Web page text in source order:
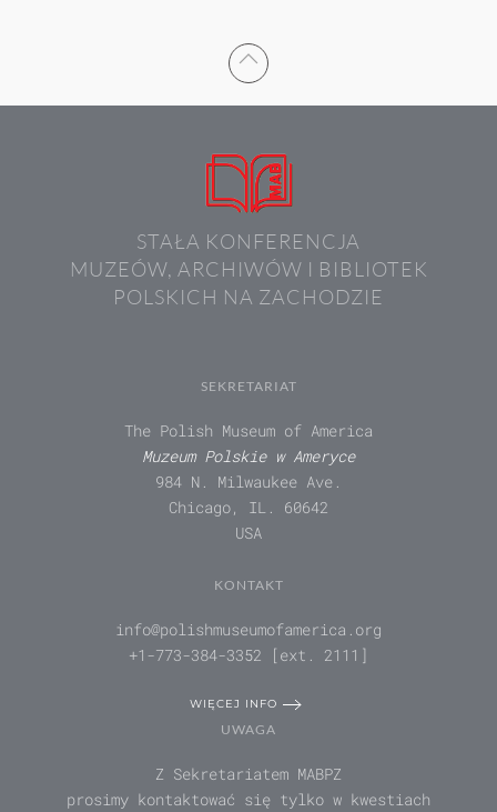
STAŁA KONFERENCJA
MUZEÓW, ARCHIWÓW I BIBLIOTEK
POLSKICH NA ZACHODZIE
SEKRETARIAT
The Polish Museum of America
Muzeum Polskie w Ameryce
984 N. Milwaukee Ave.
Chicago, IL. 60642
USA
KONTAKT
info@polishmuseumofamerica.org
+1-773-384-3352 [ext. 2111]
WIĘCEJ INFO
UWAGA
Z Sekretariatem MABPZ
prosimy kontaktować się tylko w kwestiach